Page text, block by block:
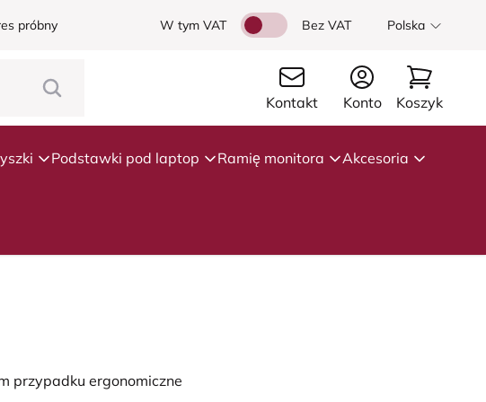
próbny W tym VAT Bez VAT Polska
Kontakt Konto Koszyk
Podstawki pod laptop Ramię monitora Akcesoria
przypadku ergonomiczne